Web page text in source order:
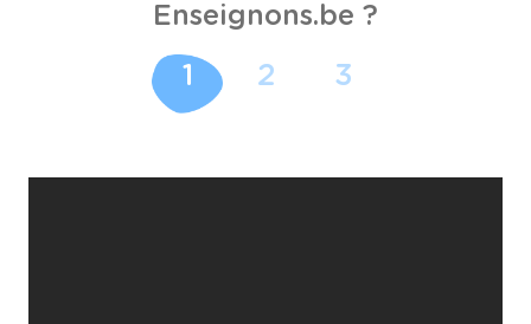
Enseignons.be ?
1 2 3